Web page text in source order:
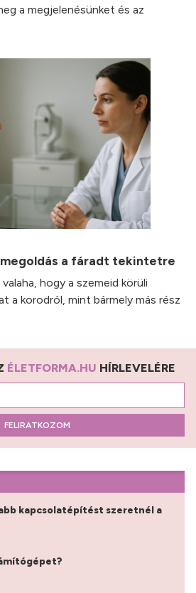
a megjelenésünket és az
a fáradt tekintetre
hogy a szemeid körüli
a korodról, mint bármely más rész
ÉLETFORMA.HU HÍRLEVELÉRE
FELIRATKOZOM
kapcsolatépítést szeretnél a